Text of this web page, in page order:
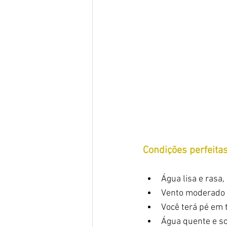
Condições
Água lisa e
Vento
Você terá pé
Água quente e